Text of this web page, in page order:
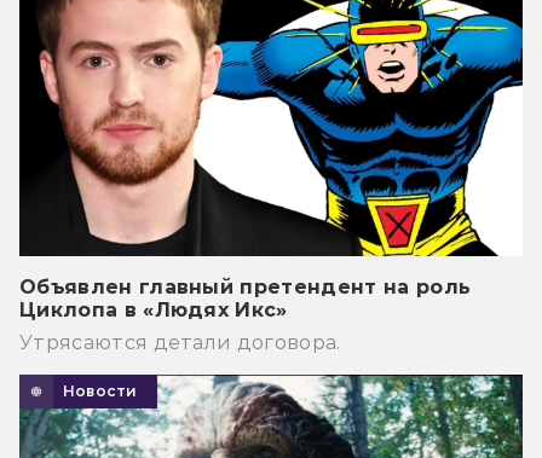
Объявлен главный претендент на роль
Циклопа в «Людях Икс»
Утрясаются детали договора.
Новости